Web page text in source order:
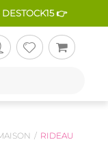
👉
RIDEAU